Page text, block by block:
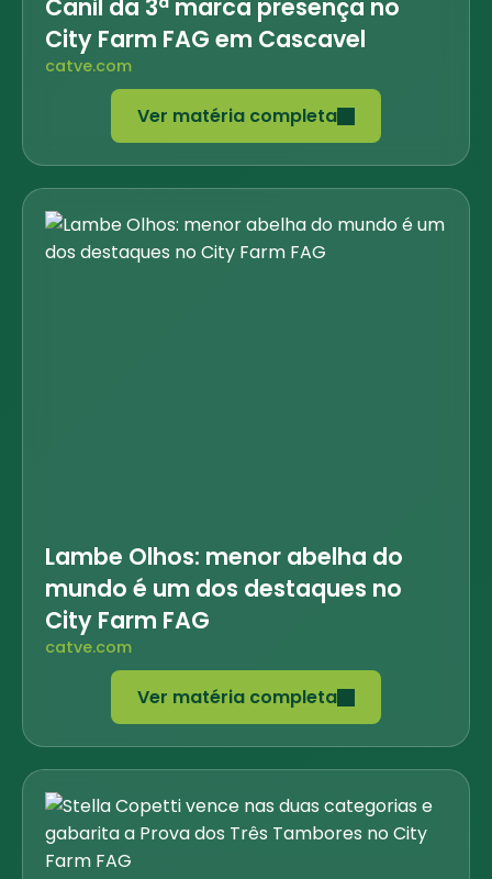
Canil da 3ª marca presença no
City Farm FAG em Cascavel
catve.com
Ver matéria completa
Lambe Olhos: menor abelha do
mundo é um dos destaques no
City Farm FAG
catve.com
Ver matéria completa